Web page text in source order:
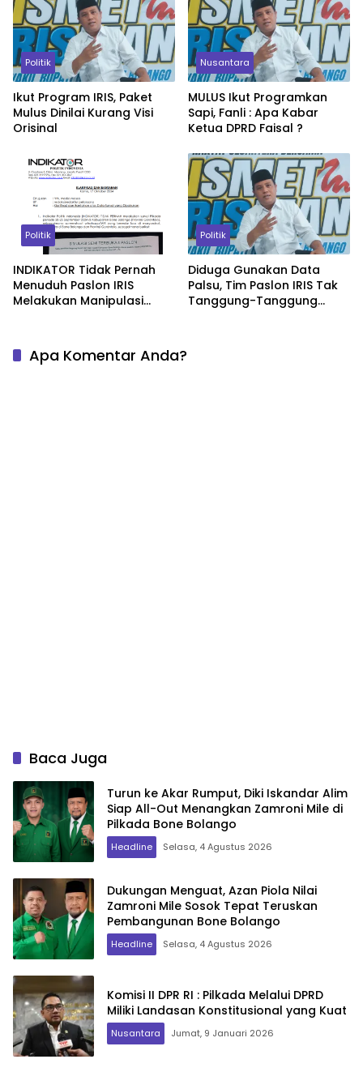
Politik
Ikut Program IRIS, Paket
Mulus Dinilai Kurang Visi
Orisinal
Nusantara
MULUS Ikut Programkan
Sapi, Fanli : Apa Kabar
Ketua DPRD Faisal ?
Politik
INDIKATOR Tidak Pernah
Menuduh Paslon IRIS
Melakukan Manipulasi
Politik
Diduga Gunakan Data
Palsu, Tim Paslon IRIS Tak
Tanggung-Tanggung
Apa Komentar Anda?
Baca Juga
Turun ke Akar Rumput, Diki Iskandar Alim
Siap All-Out Menangkan Zamroni Mile di
Pilkada Bone Bolango
Headline Selasa, 4 Agustus 2026
Dukungan Menguat, Azan Piola Nilai
Zamroni Mile Sosok Tepat Teruskan
Pembangunan Bone Bolango
Headline Selasa, 4 Agustus 2026
Komisi II DPR RI : Pilkada Melalui DPRD
Miliki Landasan Konstitusional yang Kuat
Nusantara Jumat, 9 Januari 2026